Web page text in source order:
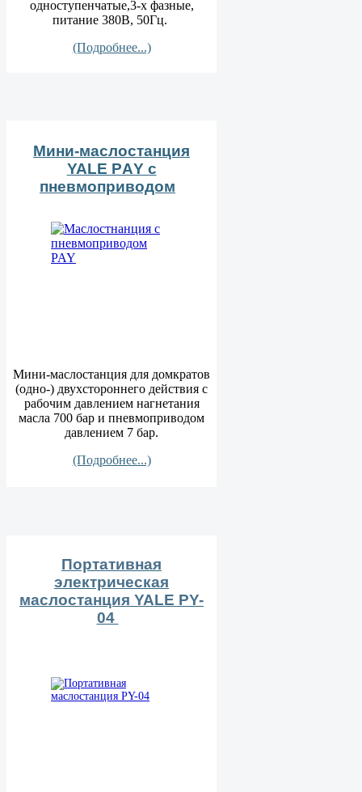
одноступенчатые,3-х фазные,
питание 380В, 50Гц.
(Подробнее...)
Мини-маслостанция
YALE PАY с
пневмоприводом
Мини-маслостанция для домкратов
(одно-) двухстороннего действия с
рабочим давлением нагнетания
масла 700 бар и пневмоприводом
давлением 7 бар.
(Подробнее...)
Портативная
электрическая
маслостанция YALE PY-
04